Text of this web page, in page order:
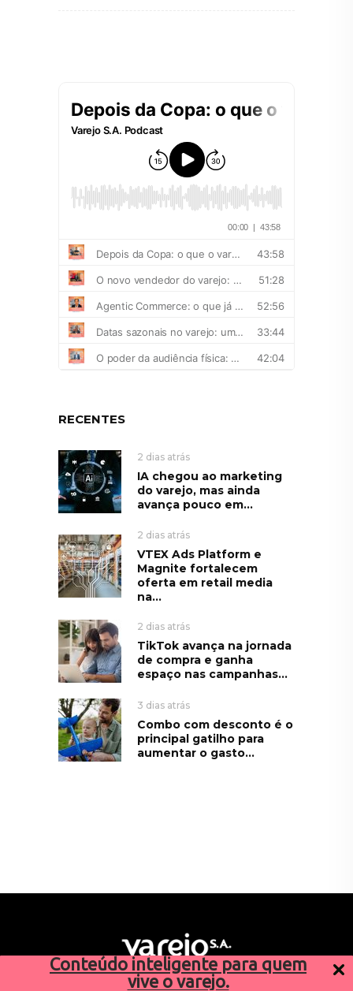
Conteúdo inteligente para quem
vive o varejo.
RECENTES
2 dias atrás
IA chegou ao marketing
do varejo, mas ainda
avança pouco em...
2 dias atrás
VTEX Ads Platform e
Magnite fortalecem
oferta em retail media
na...
2 dias atrás
TikTok avança na jornada
de compra e ganha
espaço nas campanhas...
3 dias atrás
Combo com desconto é o
principal gatilho para
aumentar o gasto...